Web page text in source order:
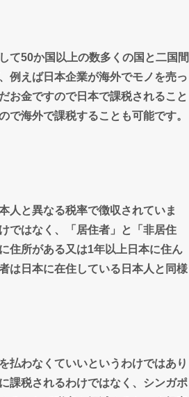
て50か国以上の数多くの国と二国間
例えば日本企業が海外でモノを売っ
お金ですので日本で課税されること
で海外で課税することも可能です。
人と異なる税率で徴収されていま
ではなく、「居住者」と「非居住
住所がある又は1年以上日本に住ん
は日本に在住している日本人と同様
払わなくていいというわけではあり
課税されるわけではなく、シンガポ